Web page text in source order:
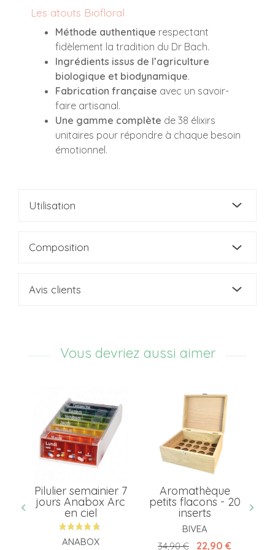
Les atouts Biofloral
Méthode authentique respectant
fidèlement la tradition du Dr Bach.
Ingrédients issus de l’agriculture
biologique et biodynamique.
Fabrication française avec un savoir-
faire artisanal.
Une gamme complète de 38 élixirs
unitaires pour répondre à chaque besoin
émotionnel.
Utilisation
Composition
Avis clients
Vous devriez aussi aimer
Pilulier semainier 7
jours Anabox Arc
en ciel
ANABOX
Aromathèque
petits flacons - 20
inserts
BIVEA
Prix de base
34,90 € Prix
22,90 €